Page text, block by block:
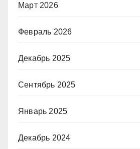
Март 2026
Февраль 2026
Декабрь 2025
Сентябрь 2025
Январь 2025
Декабрь 2024